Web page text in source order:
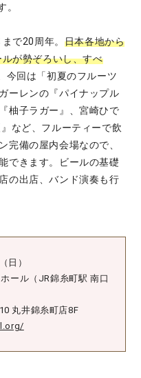
。
で20周年。 日本各地から
が勢ぞろいし、すべ
今回は「初夏のフルーツ
ーレンの『パイナップル
柚子ラガー』、宮崎ひで
など、フルーティーで飲
完備の屋内会場なので、
できます。ビールの基礎
の出店、バンド演奏も行
日）
ール（JR錦糸町駅 南口
丸井錦糸町店8F